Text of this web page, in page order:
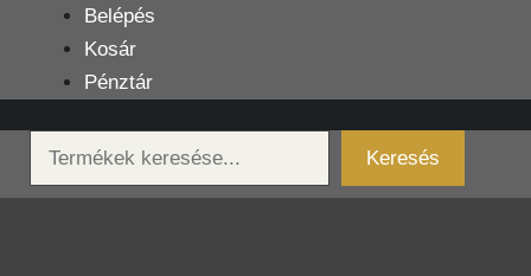
tartalomba
Belépés
Kosár
Pénztár
Keresés
Keresés